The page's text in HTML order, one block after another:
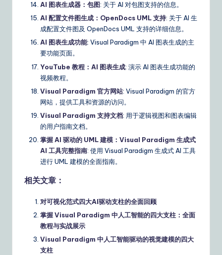
AI 图表生成器：包图: 关于 AI 对包图支持的信息。
AI 配置文件图生成：OpenDocs UML 支持: 关于 AI 生
成配置文件图及 OpenDocs UML 支持的详细信息。
AI 图表生成功能: Visual Paradigm 中 AI 图表生成的主
要功能页面。
YouTube 教程：AI 图表生成: 演示 AI 图表生成功能的
视频教程。
Visual Paradigm 官方网站: Visual Paradigm 的官方
网站，提供工具和资源的访问。
Visual Paradigm 支持文档: 用于逻辑视图和图表编辑
的用户指南文档。
掌握 AI 驱动的 UML 建模：Visual Paradigm 生成式
AI 工具完整指南: 使用 Visual Paradigm 生成式 AI 工具
进行 UML 建模的全面指南。
相关文章：
对可视化范式四大AI驱动支柱的全面回顾
掌握 Visual Paradigm 中人工智能的四大支柱：全面
教程与实战展示
Visual Paradigm 中人工智能驱动的视觉建模的四大
支柱